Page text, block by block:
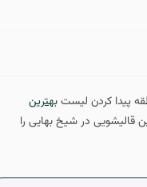
پیدا کردن لیستبهترین
قالیشویی در شیخ بهایی را